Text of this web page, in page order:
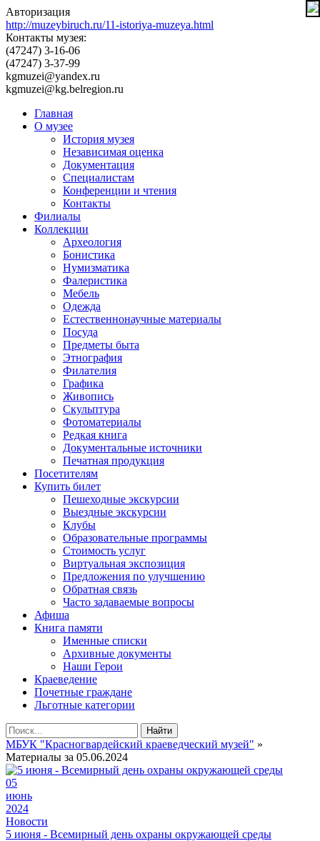
Авторизация
http://muzeybiruch.ru/11-istoriya-muzeya.html
Контакты музея:
(47247) 3-16-06
(47247) 3-37-99
kgmuzei@yandex.ru
kgmuzei@kg.belregion.ru
Главная
О музее
История музея
Независимая оценка
Документация
Специалистам
Конференции и чтения
Контакты
Филиалы
Коллекции
Археология
Бонистика
Нумизматика
Фалеристика
Мебель
Одежда
Естественнонаучные материалы
Посуда
Предметы быта
Этнография
Филателия
Графика
Живопись
Скульптура
Фотоматериалы
Редкая книга
Документальные источники
Печатная продукция
Посетителям
Купить билет
Пешеходные экскурсии
Выездные экскурсии
Клубы
Образовательные программы
Стоимость услуг
Виртуальная экспозиция
Предложения по улучшению
Обратная связь
Часто задаваемые вопросы
Афиша
Книга памяти
Именные списки
Архивные документы
Наши Герои
Краеведение
Почетные граждане
Льготные категории
Найти
МБУК "Красногвардейский краеведческий музей" »
Материалы за 05.06.2024
05
июнь
2024
Новости
5 июня - Всемирный день охраны окружающей среды